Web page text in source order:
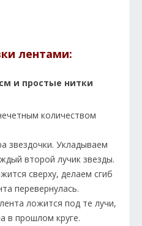
лентами:
и простые нитки
количеством
звездочки. Укладываем
второй лучик звезды.
сверху, делаем сгиб
перевернулась.
ложится под те лучи,
в прошлом круге.